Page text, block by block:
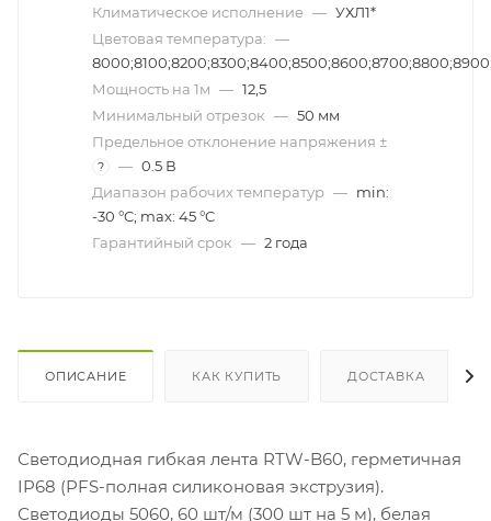
Климатическое исполнение — УХЛ1*
Цветовая температура: —
Мощность на 1м — 12,5
Минимальный отрезок — 50 мм
Предельное отклонение напряжения ±
? — 0.5 В
Диапазон рабочих температур — min:
-30 °C; max: 45 °C
Гарантийный срок — 2 года
ОПИСАНИЕ КАК КУПИТЬ ДОСТАВКА
Светодиодная гибкая лента RTW-B60, герметичная
IP68 (PFS-полная силиконовая экструзия).
Светодиоды 5060, 60 шт/м (300 шт на 5 м), белая